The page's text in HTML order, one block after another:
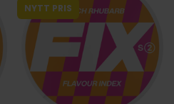
NYTT PRIS